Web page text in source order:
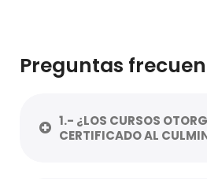
Preguntas
1.- ¿LOS CURSOS
CERTIFICADO AL